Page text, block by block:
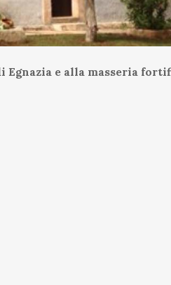
e alla masseria